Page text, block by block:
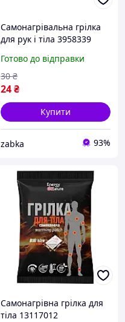
Самонагрівальна грілка
для рук і тіла 3958339
Готово до відправки
24₴
30 ₴
Купити
zabka 93%
Самонагрівна грілка для
тіла 13117012